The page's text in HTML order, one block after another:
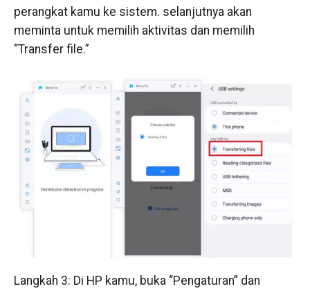
perangkat kamu ke sistem. selanjutnya akan
meminta untuk memilih aktivitas dan memilih
“Transfer file.”
Langkah 3: Di HP kamu, buka “Pengaturan” dan